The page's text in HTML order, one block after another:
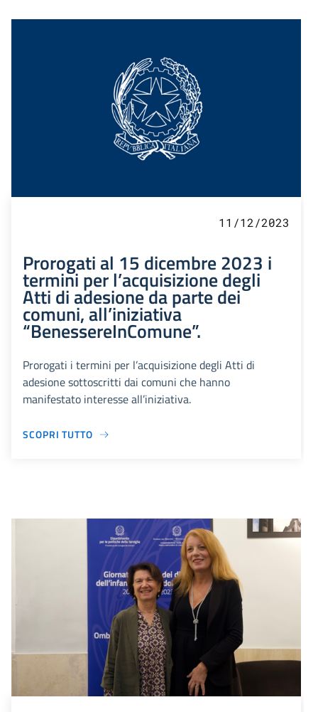
11/12/2023
Prorogati al 15 dicembre 2023 i
termini per l’acquisizione degli
Atti di adesione da parte dei
comuni, all’iniziativa
“BenessereInComune”.
Prorogati i termini per l’acquisizione degli Atti di
adesione sottoscritti dai comuni che hanno
manifestato interesse all’iniziativa.
SCOPRI TUTTO